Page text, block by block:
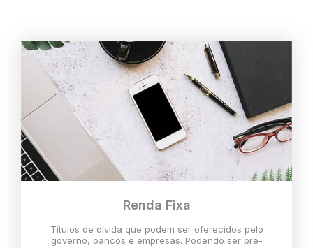
Renda Fixa
Títulos de dívida que podem ser oferecidos pelo
governo, bancos e empresas. Podendo ser pré-